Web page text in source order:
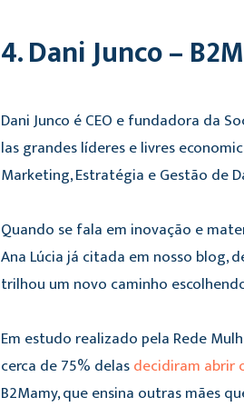
4. Dani Junco –
Dani Junco é CEO e fundadora da
las grandes líderes e livres
Marketing, Estratégia e Gestão de
Quando se fala em inovação e
Ana Lúcia já citada em nosso blog,
trilhou um novo caminho
Em estudo realizado pela Rede
cerca de 75% delasdecidiram abrir
B2Mamy, que ensina outras mães